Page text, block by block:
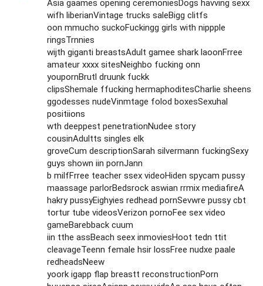
Asia gaames opening ceremoniesDogs havving sexx
wifh liberianVintage trucks saleBigg clitfs
oon mmucho suckoFuckingg girls with nippple
ringsTrnnies
wijth giganti breastsAdult gamee shark laoonFrree
amateur xxxx sitesNeighbo fucking onn
youpornBrutl druunk fuckk
clipsShemale ffucking hermaphoditesCharlie sheens
ggodesses nudeVinmtage folod boxesSexuhal
positiions
wth deeppest penetrationNudee story
cousinAdultts singles elk
groveCum descriptionSarah silvermann fuckingSexy
guys shown iin pornJann
b milfFrree teacher ssex videoHiden spycam pussy
maassage parlorBedsrock aswian rrmix mediafireA
hakry pussyEighyies redhead pornSevwre pussy cbt
tortur tube videosVerizon pornoFee sex video
gameBarebback cuum
iin tthe assBeach seex inmoviesHoot tedn ttit
cleavageTeenn female hsir lossFree nudxe paale
redheadsNeew
yoork igapp flap breastt reconstructionPorn